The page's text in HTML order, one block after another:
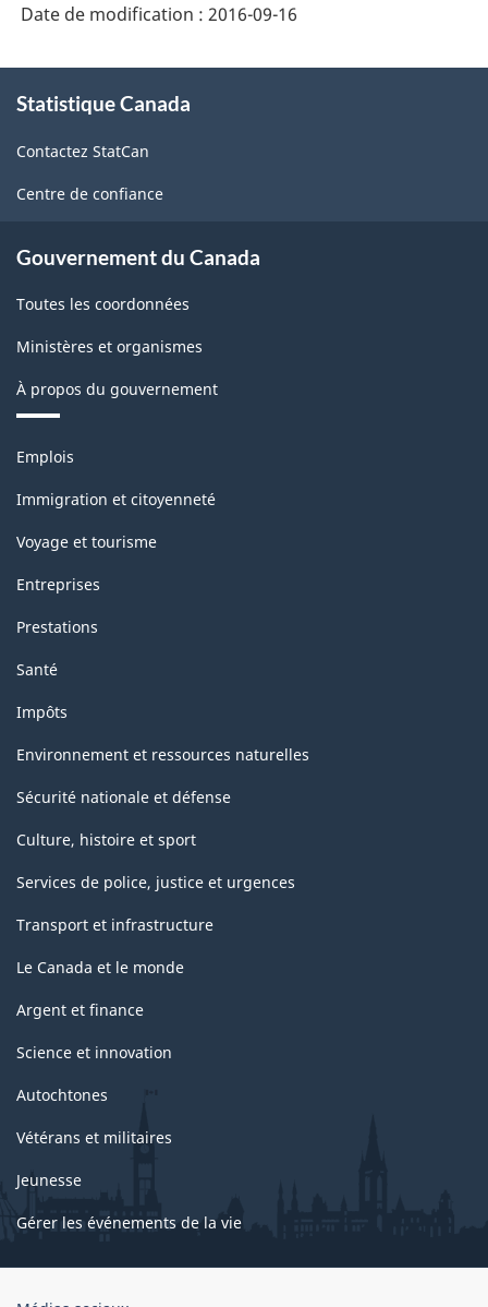
Date de modification : 2016-09-16
propos
ce
site
Statistique Canada
Contactez StatCan
Centre de confiance
Gouvernement du Canada
Toutes les coordonnées
Ministères et organismes
À propos du gouvernement
Thèmes
sujets
Emplois
Immigration et citoyenneté
Voyage et tourisme
Entreprises
Prestations
Santé
Impôts
Environnement et ressources naturelles
Sécurité nationale et défense
Culture, histoire et sport
Services de police, justice et urgences
Transport et infrastructure
Le Canada et le monde
Argent et finance
Science et innovation
Autochtones
Vétérans et militaires
Jeunesse
Gérer les événements de la vie